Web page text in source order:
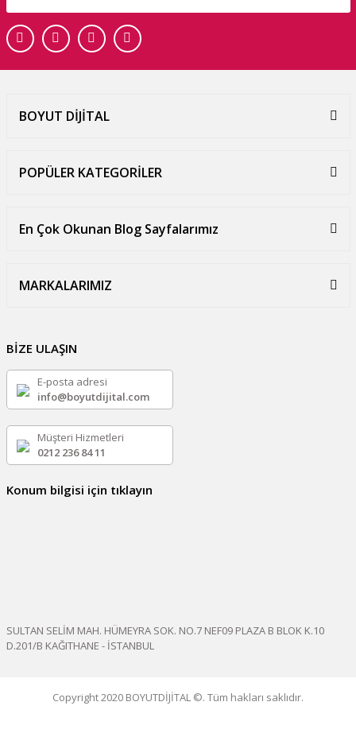
BOYUT DİJİTAL
POPÜLER KATEGORİLER
En Çok Okunan Blog Sayfalarımız
MARKALARIMIZ
BİZE ULAŞIN
E-posta adresi
info@boyutdijital.com
Müşteri Hizmetleri
0212 236 84 11
Konum bilgisi için tıklayın
SULTAN SELİM MAH. HÜMEYRA SOK. NO.7 NEF09 PLAZA B BLOK K.10
D.201/B KAĞITHANE - İSTANBUL
Copyright 2020 BOYUTDİJİTAL ©. Tüm hakları saklıdır.